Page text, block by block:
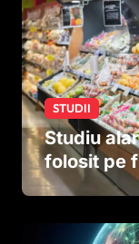
STUDII
Studiu
folosit pe
ar putea
dinainte